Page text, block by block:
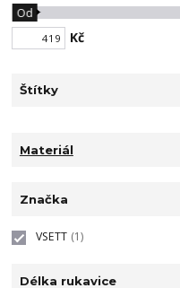
Kč
Od
Štítky
Materiál
Značka
VSETT (1)
Délka rukavice